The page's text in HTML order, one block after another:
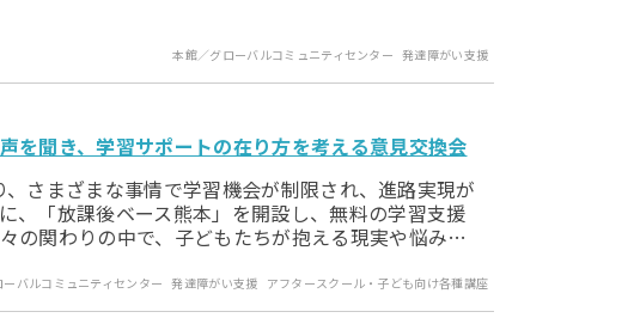
本館／グローバルコミュニティセンター 発達障がい支援
を聞き、学習サポートの在り方を考える意見交換会
さまざまな事情で学習機会が制限され、進路実現が
、「放課後ベース熊本」を開設し、無料の学習支援
の関わりの中で、子どもたちが抱える現実や悩み…
バルコミュニティセンター 発達障がい支援 アフタースクール・子ども向け各種講座